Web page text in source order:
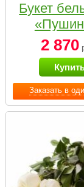
Заказать в
Букет
2 870